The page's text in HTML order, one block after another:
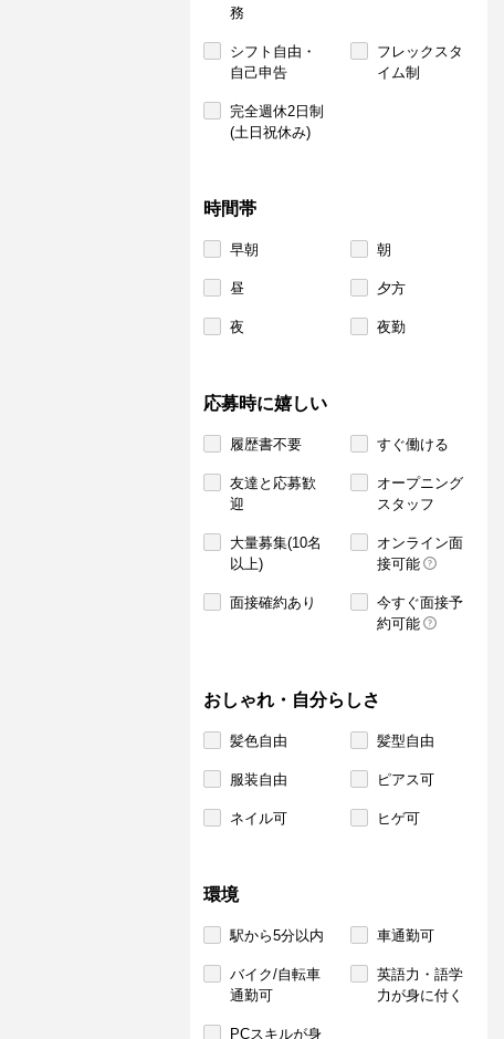
務
シフト自由・
自己申告
フレックスタ
イム制
完全週休2日制
(土日祝休み)
時間帯
早朝 朝
昼 夕方
夜 夜勤
応募時に嬉しい
履歴書不要 すぐ働ける
友達と応募歓
迎
オープニング
スタッフ
大量募集(10名
以上)
オンライン面
接可能
面接確約あり
今すぐ面接予
約可能
おしゃれ・自分らしさ
髪色自由 髪型自由
服装自由 ピアス可
ネイル可 ヒゲ可
環境
駅から5分以内 車通勤可
バイク/自転車
通勤可
英語力・語学
力が身に付く
PCスキルが身